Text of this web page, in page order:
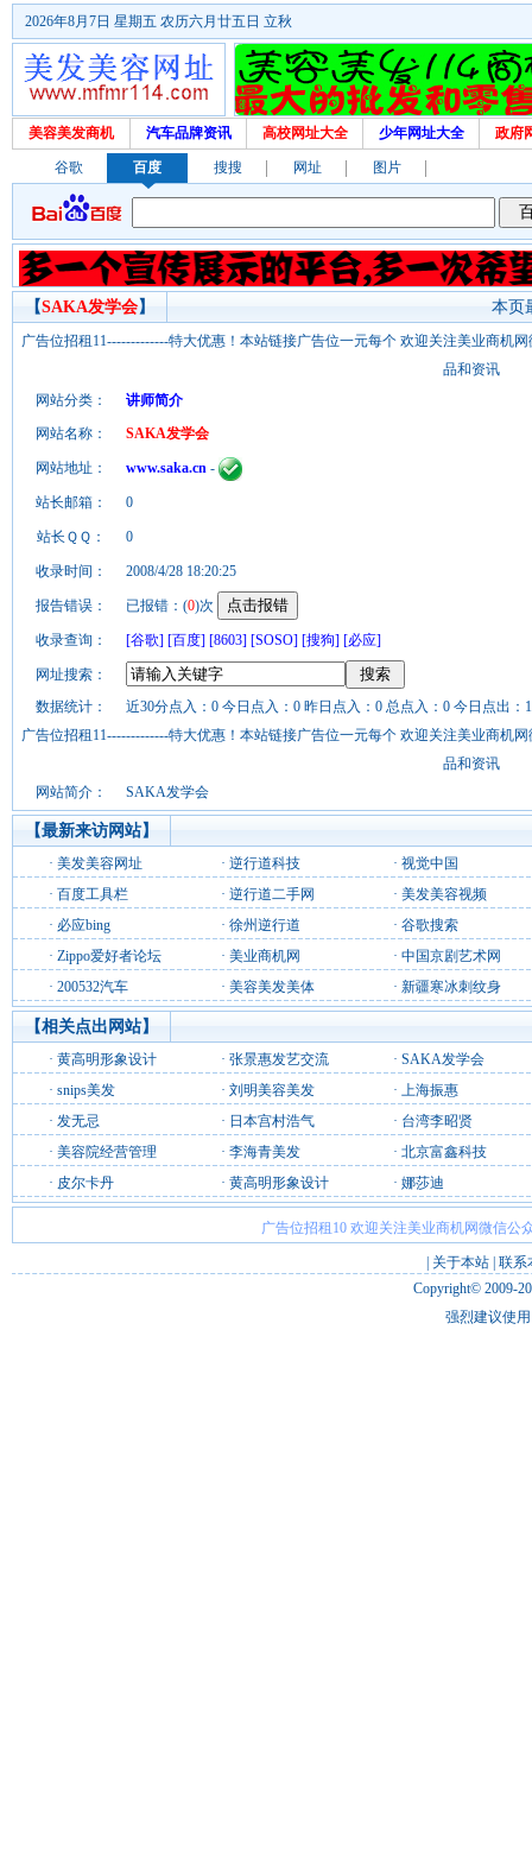
2026年8月7日 星期五 农历六月廿五日 立秋
美容美发商机 汽车品牌资讯 高校网址大全 少年网址大全 政府
谷歌 百度 搜搜 网址 图片
本页
【SAKA发学会】
广告位招租11-------------特大优惠！本站链接广告位一元每个 欢迎关注美业商机
品和资讯
网站分类：
讲师简介
网站名称：
SAKA发学会
网站地址： www.saka.cn -
站长邮箱： 0
站长ＱＱ： 0
收录时间： 2008/4/28 18:20:25
报告错误： 已报错：(0)次
收录查询： [谷歌] [百度] [8603] [SOSO] [搜狗] [必应]
网址搜索：
数据统计：
近30分点入：0 今日点入：0 昨日点入：0 总点入：0 今日点出：
广告位招租11-------------特大优惠！本站链接广告位一元每个 欢迎关注美业商机
品和资讯
网站简介：
SAKA发学会
【最新来访网站】
· 美发美容网址 · 逆行道科技 · 视觉中国
· 百度工具栏 · 逆行道二手网 · 美发美容视频
· 必应bing · 徐州逆行道 · 谷歌搜索
· Zippo爱好者论坛 · 美业商机网 · 中国京剧艺术网
· 200532汽车 · 美容美发美体 · 新疆寒冰刺纹身
【相关点出网站】
· 黄高明形象设计 · 张景惠发艺交流 · SAKA发学会
· snips美发 · 刘明美容美发 · 上海振惠
· 发无忌 · 日本宫村浩气 · 台湾李昭贤
· 美容院经营管理 · 李海青美发 · 北京富鑫科技
· 皮尔卡丹 · 黄高明形象设计 · 娜莎迪
广告位招租10 欢迎关注美业商机网微信公
关于本站 联系
Copyright© 2009-
强烈建议使